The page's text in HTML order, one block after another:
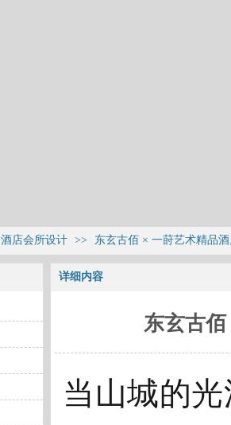
酒店会所设计 >> 东玄古佰 × 一莳艺术精品
详细内容
东玄古
当山城的